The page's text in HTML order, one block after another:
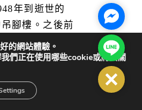
年到逝世的
腳樓。之後前
座始建於11世
國人摧毀後
餐自理後，您
的網站體驗。
們正在使用哪些cookie或將其關
Line@
Close